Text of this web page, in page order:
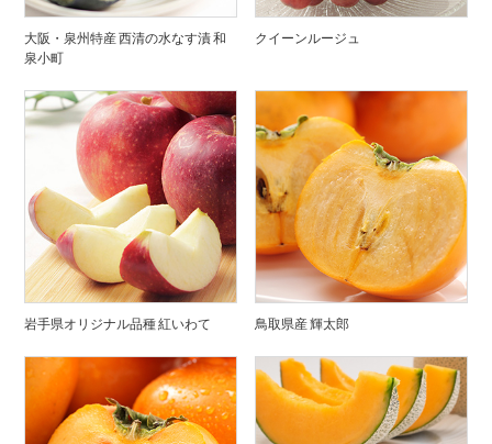
大阪・泉州特産 西清の水なす漬 和
泉小町
クイーンルージュ
岩手県オリジナル品種 紅いわて 鳥取県産 輝太郎